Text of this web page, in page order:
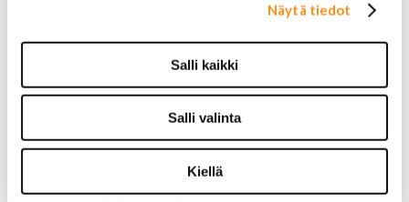
Näytä tiedot
Salli kaikki
Salli valinta
Kiellä
Vaihteistoöljyt
Jarrunesteet
Liimat ja massat
Muut nesteet
Maalit
Kirjallisuus
Korjausoppaat
Omistajan käsikirjat